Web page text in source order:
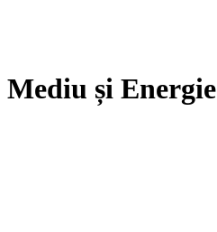
Mediu și Energie